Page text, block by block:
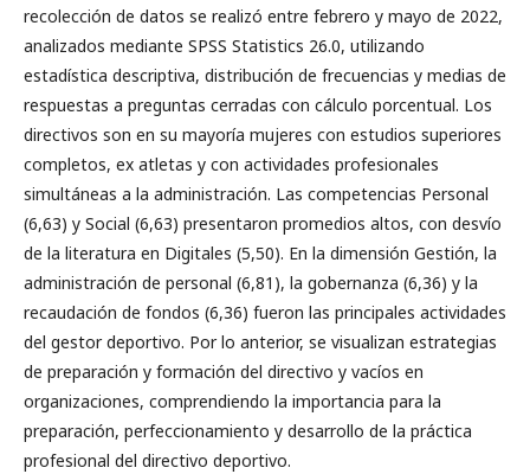
recolección de datos se realizó entre febrero y mayo de 2022,
analizados mediante SPSS Statistics 26.0, utilizando
estadística descriptiva, distribución de frecuencias y medias de
respuestas a preguntas cerradas con cálculo porcentual. Los
directivos son en su mayoría mujeres con estudios superiores
completos, ex atletas y con actividades profesionales
simultáneas a la administración. Las competencias Personal
(6,63) y Social (6,63) presentaron promedios altos, con desvío
de la literatura en Digitales (5,50). En la dimensión Gestión, la
administración de personal (6,81), la gobernanza (6,36) y la
recaudación de fondos (6,36) fueron las principales actividades
del gestor deportivo. Por lo anterior, se visualizan estrategias
de preparación y formación del directivo y vacíos en
organizaciones, comprendiendo la importancia para la
preparación, perfeccionamiento y desarrollo de la práctica
profesional del directivo deportivo.